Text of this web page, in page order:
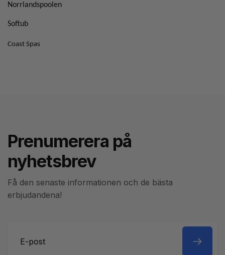
Norrlandspoolen
Softub
Coast Spas
Prenumerera på
nyhetsbrev
Få den senaste informationen och de bästa
erbjudandena!